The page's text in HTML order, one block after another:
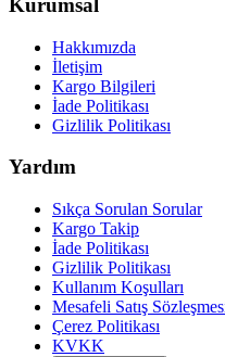
Kurumsal
Hakkımızda
İletişim
Kargo Bilgileri
İade Politikası
Gizlilik Politikası
Yardım
Sıkça Sorulan Sorular
Kargo Takip
İade Politikası
Gizlilik Politikası
Kullanım Koşulları
Mesafeli Satış
Çerez Politikası
KVKK